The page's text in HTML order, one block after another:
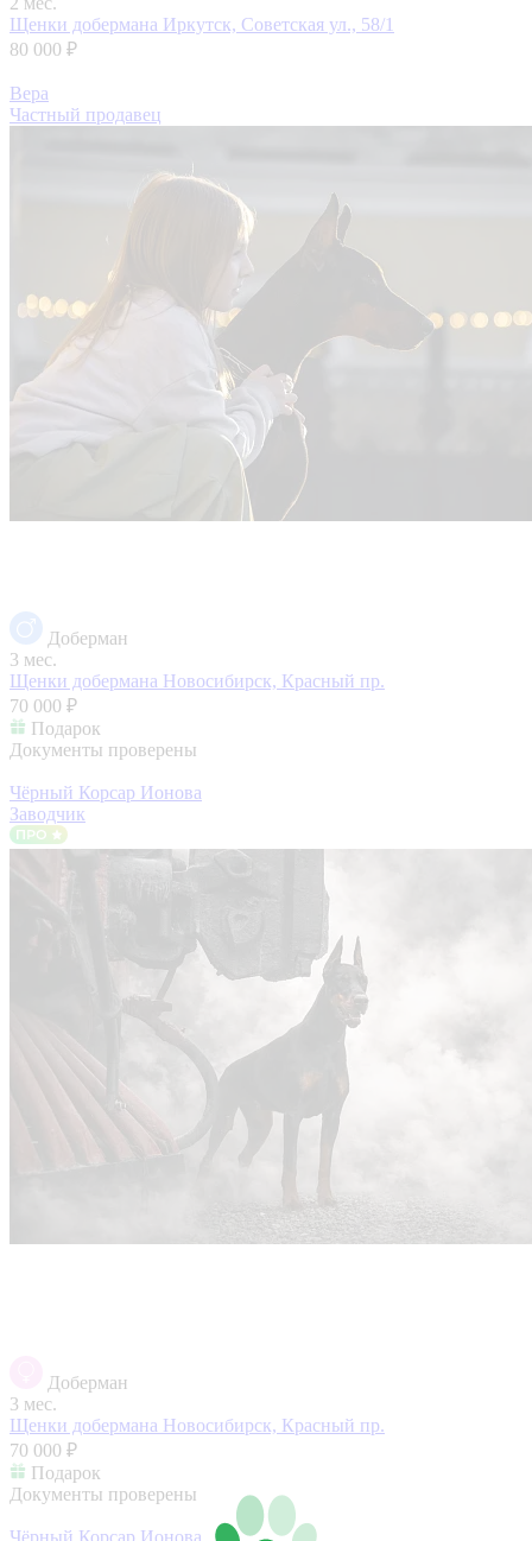
Щенки добермана Иркутск, Советская ул., 58/1
80 000 ₽
Вера
Частный продавец
Доберман
3 мес.
Щенки добермана Новосибирск, Красный пр.
70 000 ₽
Подарок
Документы проверены
Чёрный Корсар Ионова
Заводчик
Доберман
3 мес.
Щенки добермана Новосибирск, Красный пр.
70 000 ₽
Подарок
Документы проверены
Чёрный Корсар Ионова